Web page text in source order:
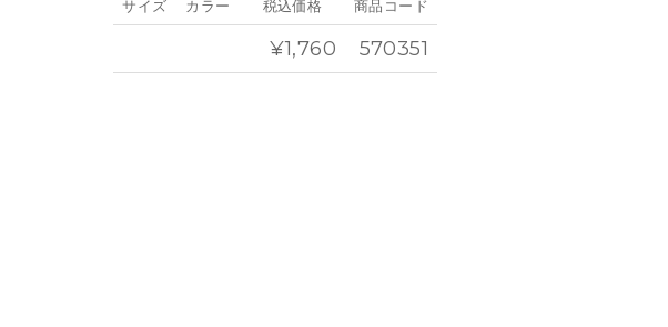
サイズ カラー 税込価格
¥1,760
商品コード
570351